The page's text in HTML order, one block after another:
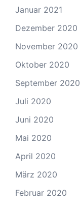
Januar 2021
Dezember 2020
November 2020
Oktober 2020
September 2020
Juli 2020
Juni 2020
Mai 2020
April 2020
März 2020
Februar 2020